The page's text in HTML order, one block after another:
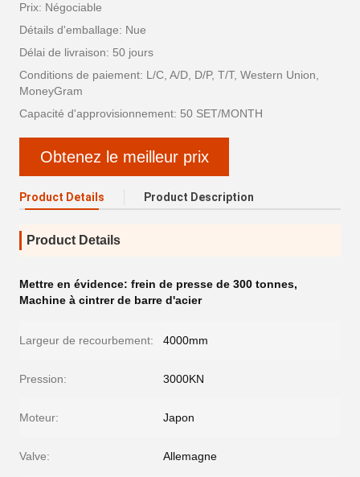
Prix: Négociable
Détails d'emballage: Nue
Délai de livraison: 50 jours
Conditions de paiement: L/C, A/D, D/P, T/T, Western Union,
MoneyGram
Capacité d'approvisionnement: 50 SET/MONTH
Obtenez le meilleur prix
Product Details Product Description
Product Details
Mettre en évidence: frein de presse de 300 tonnes,
Machine à cintrer de barre d'acier
Largeur de recourbement: 4000mm
Pression: 3000KN
Moteur: Japon
Valve: Allemagne